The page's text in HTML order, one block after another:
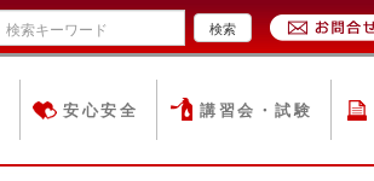
検索
安心安全 講習会・試験